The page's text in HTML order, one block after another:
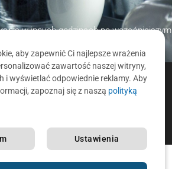
w innych godzinach po wcześniejszym
ŻALUZJE, MOSKITIERY, KARNISZE
Polityka prywatności Kontakt
aby zapewnić Ci najlepsze wrażenia
zawartość naszej witryny,
i wyświetlać odpowiednie reklamy. Aby
zapoznaj się z naszą polityką
Ustawienia